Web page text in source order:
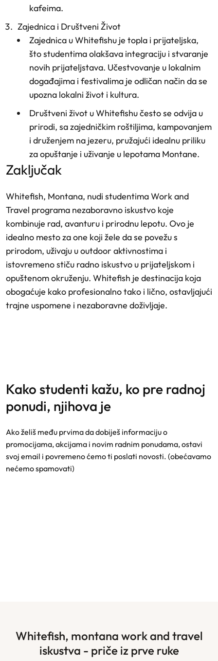
kafeima.
Zajednica i Društveni Život
Zajednica u Whitefishu je topla i prijateljska,
što studentima olakšava integraciju i stvaranje
novih prijateljstava. Učestvovanje u lokalnim
događajima i festivalima je odličan način da se
upozna lokalni život i kultura.
Društveni život u Whitefishu često se odvija u
prirodi, sa zajedničkim roštiljima, kampovanjem
i druženjem na jezeru, pružajući idealnu priliku
za opuštanje i uživanje u lepotama Montane.
zaključak
Whitefish, Montana, nudi studentima Work and
Travel programa nezaboravno iskustvo koje
kombinuje rad, avanturu i prirodnu lepotu. Ovo je
idealno mesto za one koji žele da se povežu s
prirodom, uživaju u outdoor aktivnostima i
istovremeno stiču radno iskustvo u prijateljskom i
opuštenom okruženju. Whitefish je destinacija koja
obogaćuje kako profesionalno tako i lično, ostavljajući
trajne uspomene i nezaboravne doživljaje.
kako studenti kažu, ko pre radnoj
ponudi, njihova je
Ako želiš među prvima da dobiješ informaciju o
promocijama, akcijama i novim radnim ponudama, ostavi
svoj email i povremeno ćemo ti poslati novosti. (obećavamo
nećemo spamovati)
whitefish, montana work and travel
iskustva - priče iz prve ruke